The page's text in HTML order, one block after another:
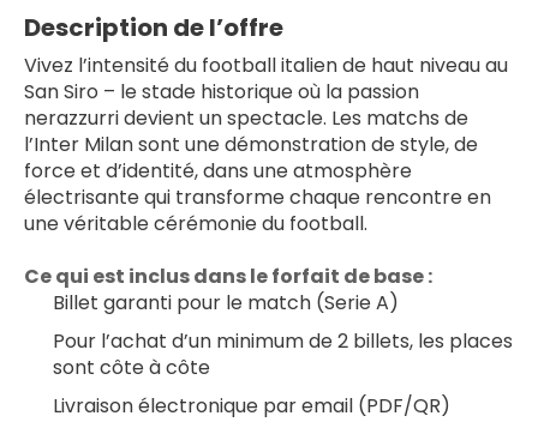
Description de l’offre
Vivez l’intensité du football italien de haut niveau au
San Siro – le stade historique où la passion
nerazzurri devient un spectacle. Les matchs de
l’Inter Milan sont une démonstration de style, de
force et d’identité, dans une atmosphère
électrisante qui transforme chaque rencontre en
une véritable cérémonie du football.
Ce qui est inclus dans le forfait de base :
Billet garanti pour le match (Serie A)
Pour l’achat d’un minimum de 2 billets, les places
sont côte à côte
Livraison électronique par email (PDF/QR)